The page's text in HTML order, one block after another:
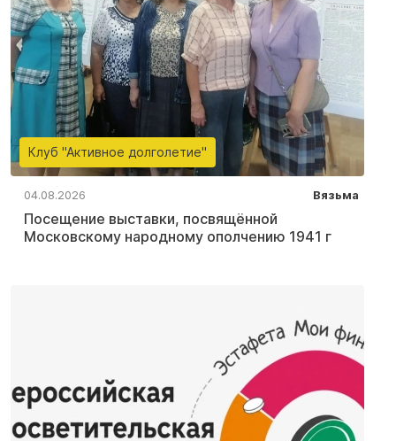
Клуб "Активное долголетие"
04.08.2026 Вязьма
Посещение выставки, посвящённой
Московскому народному ополчению 1941 г